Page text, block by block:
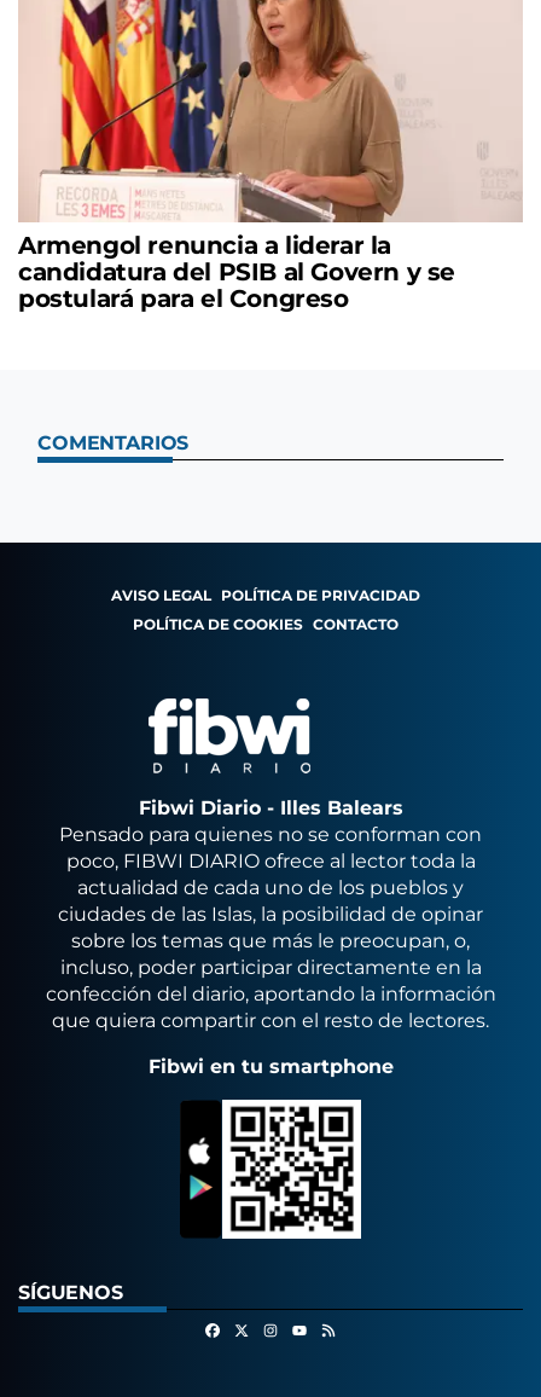
Armengol renuncia a liderar la
candidatura del PSIB al Govern y se
postulará para el Congreso
COMENTARIOS
AVISO LEGAL POLÍTICA DE PRIVACIDAD
POLÍTICA DE COOKIES CONTACTO
Fibwi Diario - Illes Balears
Pensado para quienes no se conforman con
poco, FIBWI DIARIO ofrece al lector toda la
actualidad de cada uno de los pueblos y
ciudades de las Islas, la posibilidad de opinar
sobre los temas que más le preocupan, o,
incluso, poder participar directamente en la
confección del diario, aportando la información
que quiera compartir con el resto de lectores.
Fibwi en tu smartphone
SÍGUENOS
FacebookInstagram